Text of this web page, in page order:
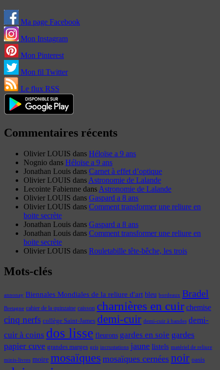
Ma page Facebook
Mon Instagram
Mon Pinterest
Mon fil Twitter
Le flux RSS
Commentaires récents
Olivier LOUIS dans Héloïse a 9 ans
Nognio dans Héloïse a 9 ans
Jonathan Louis dans Carnet à effet d’optique
Olivier LOUIS dans Astronomie de Lalande
Lecointe Fabienne dans Astronomie de Lalande
Olivier LOUIS dans Gaspard a 8 ans
Olivier LOUIS dans Comment transformer une reliure en
boite secrète
Jonathan Louis dans Gaspard a 8 ans
Jonathan Louis dans Comment transformer une reliure en
boite secrète
Olivier LOUIS dans Rouletabille tête-bêche, les trois
Mots-clés
annonay Biennales Mondiales de la reliure d'art bleu bordeaux Bradel
Bretagne cahier de la quinzaine caisson charnières en cuir chemise
cinq nerfs collège Saint-James demi-cuir demi-cuir à bandes demi-
cuir à coins dos lisse fleurons gardes en soie gardes
papier cuve grandes marges gris incrustations jaune listels matériel de reliure
minis-livres moire mosaïques mosaïques cernées noir oasis